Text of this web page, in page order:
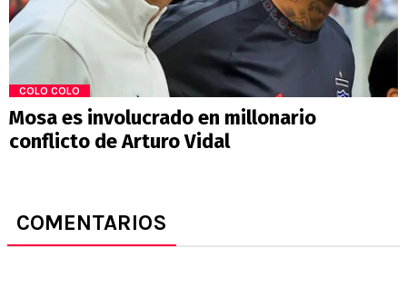
COLO COLO
Mosa es involucrado en millonario
conflicto de Arturo Vidal
COMENTARIOS